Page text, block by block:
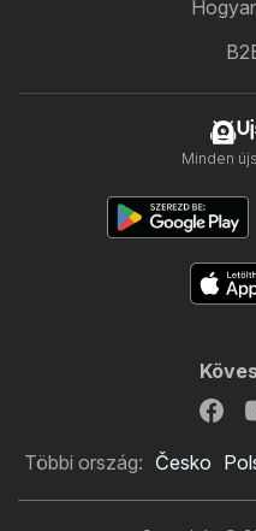
Minden
Többi ország: Česko